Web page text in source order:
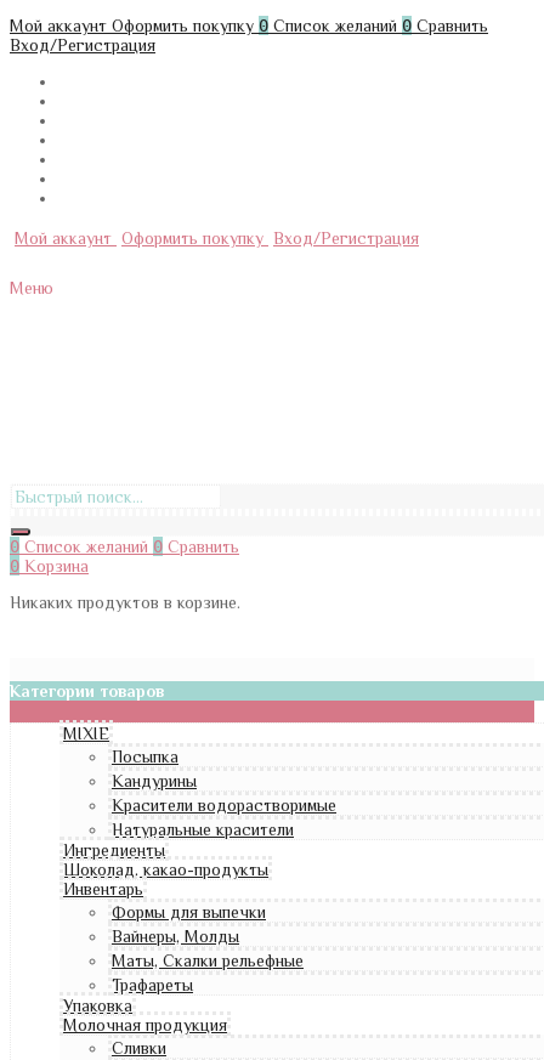
Мой аккаунт Оформить покупку 0 Список желаний 0 Сравнить
Вход/Регистрация
Мой аккаунт Оформить покупку Вход/Регистрация
Меню
0 Список желаний 0 Сравнить
0 Корзина
Никаких продуктов в корзине.
Категории товаров
MIXIE
Посыпка
Кандурины
Красители водорастворимые
Натуральные красители
Ингредиенты
Шоколад, какао-продукты
Инвентарь
Формы для выпечки
Вайнеры, Молды
Маты, Скалки рельефные
Трафареты
Упаковка
Молочная продукция
Сливки